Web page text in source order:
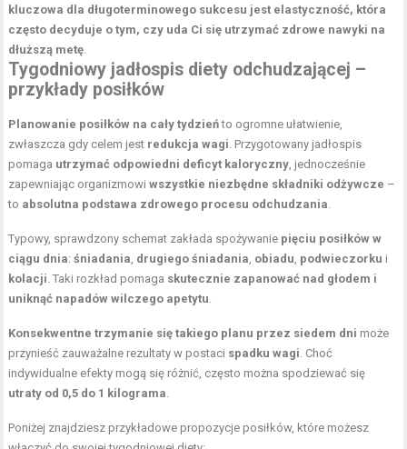
kluczowa dla długoterminowego sukcesu jest elastyczność, która
często decyduje o tym, czy uda Ci się utrzymać zdrowe nawyki na
dłuższą metę
Tygodniowy jadłospis diety odchudzającej –
przykłady posiłków
Planowanie posiłków na cały tydzieńto ogromne ułatwienie,
zwłaszcza gdy celem jest redukcja wagi . Przygotowany jadłospis
pomaga utrzymać odpowiedni deficyt kaloryczny , jednocześnie
zapewniając organizmowiwszystkie niezbędne składniki odżywcze –
to absolutna podstawa zdrowego procesu odchudzania
Typowy, sprawdzony schemat zakłada spożywanie pięciu posiłków w
ciągu dnia:śniadania drugiego śniadania obiadu podwieczorku i
kolacji . Taki rozkład pomaga skutecznie zapanować nad głodem i
uniknąć napadów wilczego apetytu
Konsekwentne trzymanie się takiego planu przez siedem dni może
przynieść zauważalne rezultaty w postaci spadku wagi . Choć
indywidualne efekty mogą się różnić, często można spodziewać się
utraty od 0,5 do 1 kilograma
Poniżej znajdziesz przykładowe propozycje posiłków, które możesz